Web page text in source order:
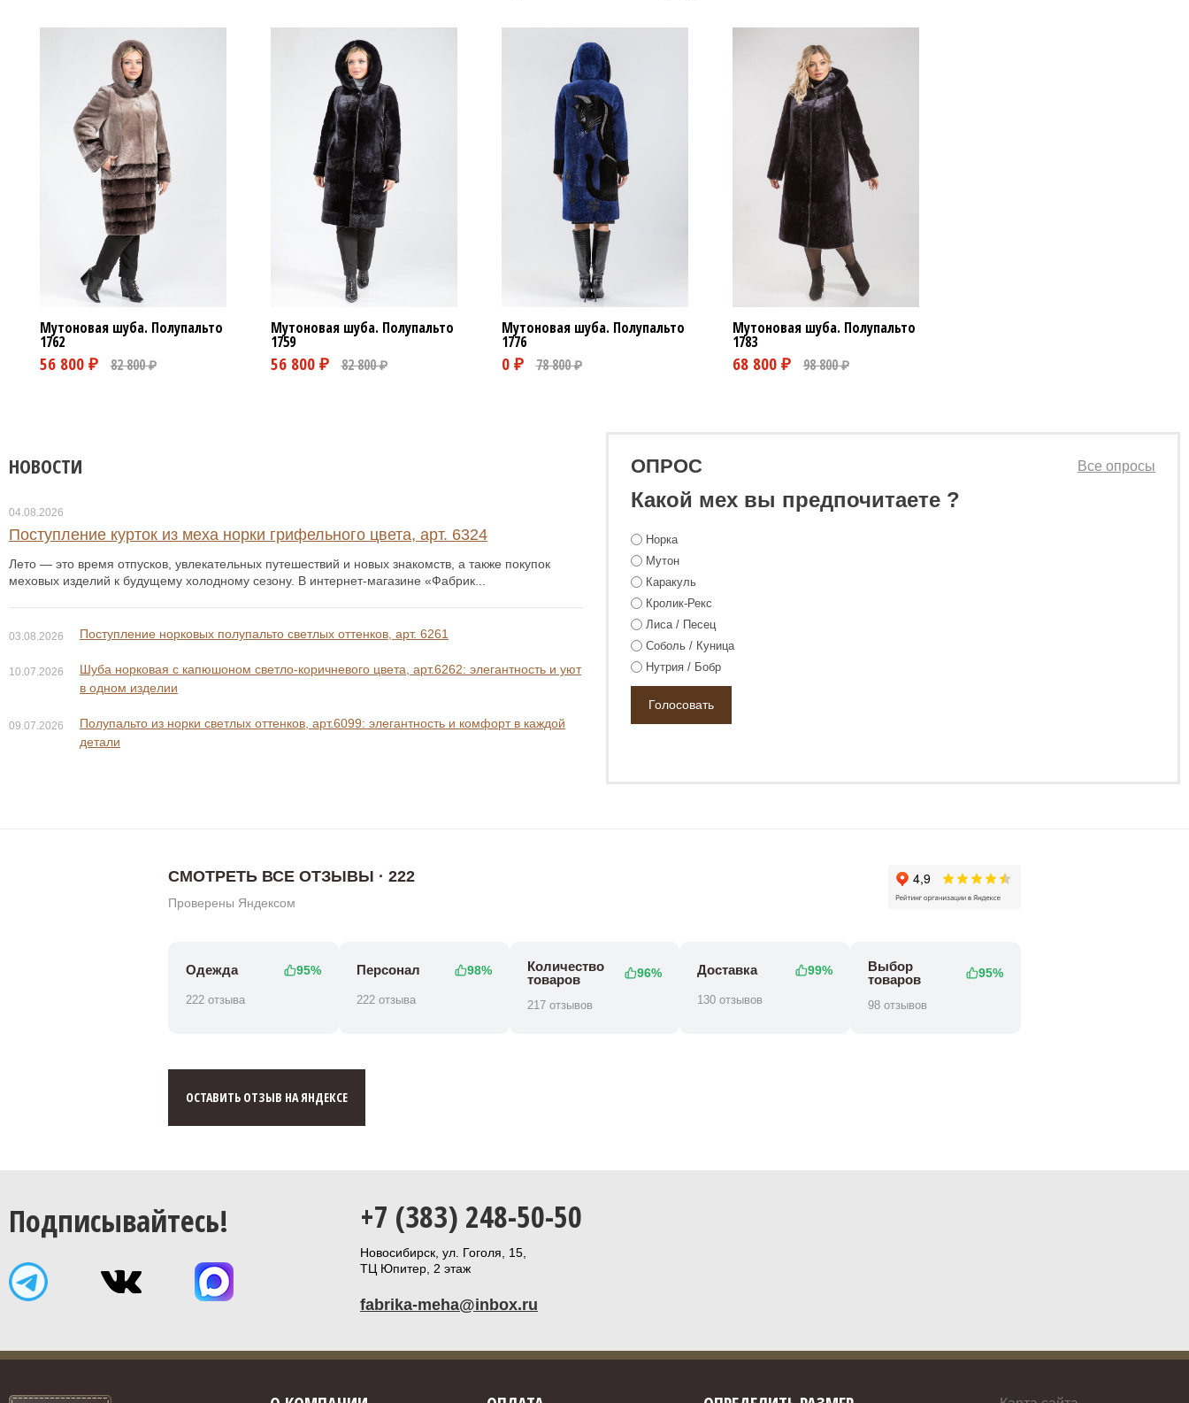
Мутоновая шуба. Полупальто
1762
56 800 ₽
Мутоновая шуба. Полупальто
1759
Мутоновая шуба. Полупальто
1776
Мутоновая шуба. Полупальто
1783
НОВОСТИ
04.08.2026
Поступление курток из меха норки грифельного цвета, арт. 6324
Лето — это время отпусков, увлекательных путешествий и новых знакомств, а также покупок
меховых изделий к будущему холодному сезону. В интернет-магазине «Фабрик...
03.08.2026 Поступление норковых полупальто светлых оттенков, арт. 6261
10.07.2026
Шуба норковая с капюшоном светло-коричневого цвета, арт.6262: элегантность и уют
в одном изделии
09.07.2026
Полупальто из норки светлых оттенков, арт.6099: элегантность и комфорт в каждой
детали
ОПРОС
Какой мех вы предпочитаете ?
Все опросы
Норка
Мутон
Каракуль
Кролик-Рекс
Лиса / Песец
Соболь / Куница
Нутрия / Бобр
СМОТРЕТЬ ВСЕ ОТЗЫВЫ · 222
Проверены Яндексом
Одежда 95%
222 отзыва
Персонал 98%
222 отзыва
Количество
товаров
96%
217 отзывов
Доставка 99%
130 отзывов
Выбор
товаров
95%
98 отзывов
ОСТАВИТЬ ОТЗЫВ НА ЯНДЕКСЕ
Подписывайтесь! +7 (383) 248-50-50
Новосибирск, ул. Гоголя, 15,
ТЦ Юпитер, 2 этаж
fabrika-meha@inbox.ru